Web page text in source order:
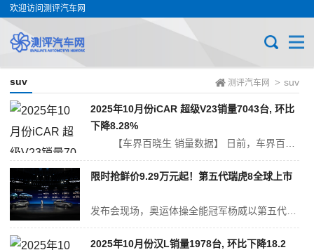
欢迎访问测评汽车网
测评汽车网 > suv
suv
2025年10月份iCAR 超级V23销量7043台, 环比
下降8.28%
限时抢鲜价9.29万元起！第五代瑞虎8全球上市
发布会现场，奥运体操全能冠军杨威以第五代瑞虎8先享体验官身份惊喜亮相，从“赛场冠军”到“生活冠军”，他分享了自己的成长与蜕变，也从用户视角畅谈了对燃油车智能化的期待与感受：“这次作为第五代瑞虎8的先享体验官，试过车后我发现，真的有这么一台车，可以把燃油和新能源的优势整合在一起，我特别惊喜！” 十年五...
2025年10月份汉L销量1978台, 环比下降18.2